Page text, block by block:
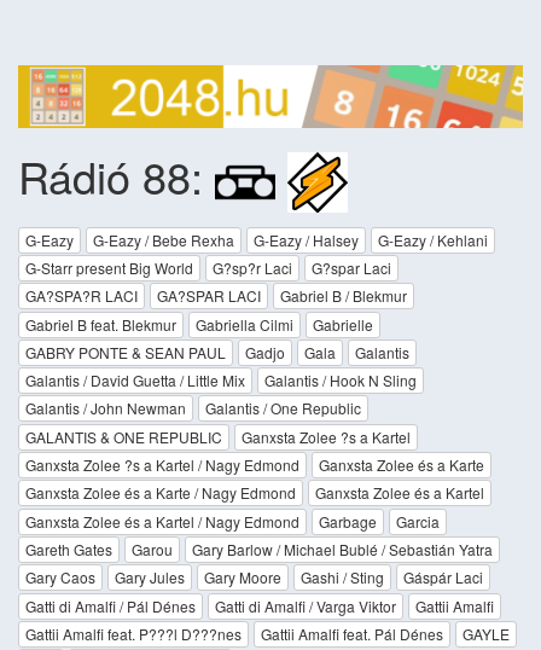
Rádió 88:
G-Eazy G-Eazy / Bebe Rexha G-Eazy / Halsey
G-Eazy / Kehlani
G-Starr present Big World
G?sp?r Laci
G?spar Laci
GA?SPA?R LACI
GA?SPAR LACI
Gabriel B / Blekmur
Gabriel B feat. Blekmur
Gabriella Cilmi
Gabrielle
GABRY PONTE & SEAN PAUL
Gadjo Gala
Galantis
Galantis / David Guetta / Little Mix
Galantis / Hook N Sling
Galantis / John Newman
Galantis / One Republic
GALANTIS & ONE REPUBLIC
Ganxsta Zolee ?s a Kartel
Ganxsta Zolee ?s a Kartel / Nagy Edmond
Ganxsta Zolee és a Karte
Ganxsta Zolee és a Karte / Nagy Edmond
Ganxsta Zolee és a Kartel
Ganxsta Zolee és a Kartel / Nagy Edmond
Garbage
Garcia
Gareth Gates
Garou
Gary Barlow / Michael Bublé / Sebastián Yatra
Gary Caos
Gary Jules Gary Moore Gashi / Sting
Gáspár Laci
Gatti di Amalfi / Pál Dénes
Gatti di Amalfi / Varga Viktor
Gattii Amalfi
Gattii Amalfi feat. P???l D???nes
Gattii Amalfi feat. Pál Dénes
GAYLE